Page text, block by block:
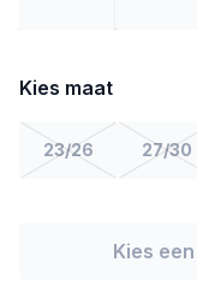
Kies maat
23/26 27/30
Kies